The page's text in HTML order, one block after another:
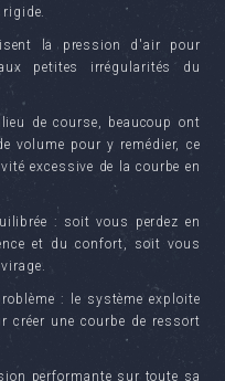
la pression d'air pour
petites irrégularités du
de course, beaucoup ont
volume pour y remédier, ce
excessive de la courbe en
: soit vous perdez en
et du confort, soit vous
: le système exploite
créer une courbe de ressort
performante sur toute sa